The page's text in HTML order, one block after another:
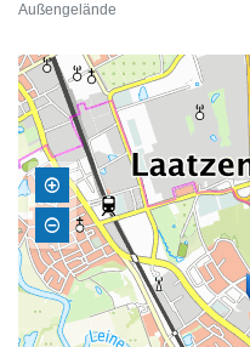
Außengelände